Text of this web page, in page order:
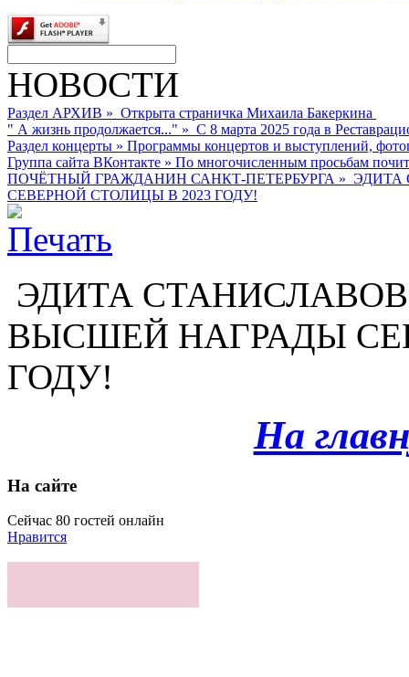
НОВОСТИ
Раздел АРХИВ » Открыта страничка Михаила Бакеркина
" А жизнь продолжается..." » С 8 марта 2025 года в
Раздел концерты » Программы концертов и выступлений,
Группа сайта ВКонтакте » По многочисленным просьбам
ПОЧЁТНЫЙ ГРАЖДАНИН САНКТ-ПЕТЕРБУРГА » ЭДИТА
СЕВЕРНОЙ СТОЛИЦЫ В 2023 ГОДУ!
ЭДИТА
ВЫСШЕЙ НАГРАДЫ
ГОДУ!
На
На сайте
Сейчас 80 гостей онлайн
Нравится